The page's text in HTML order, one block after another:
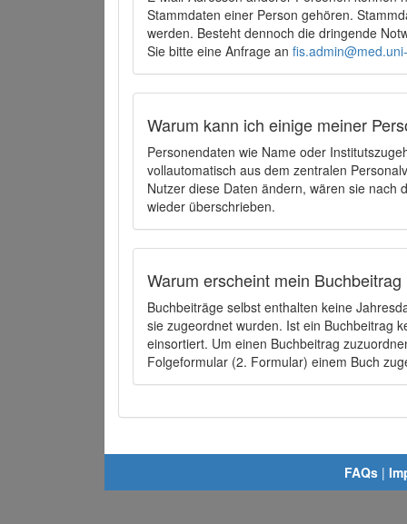
Stammdaten einer Person gehören.
werden. Besteht dennoch die dringende
Sie bitte eine Anfrage an
Warum kann ich einige meiner
Personendaten wie Name oder
vollautomatisch aus dem zentralen
Nutzer diese Daten ändern, wären sie
wieder überschrieben.
Warum erscheint mein
Buchbeiträge selbst enthalten keine
sie zugeordnet wurden. Ist ein Buchbeitrag
einsortiert. Um einen Buchbeitrag
Folgeformular (2. Formular) einem Buch
FAQs |